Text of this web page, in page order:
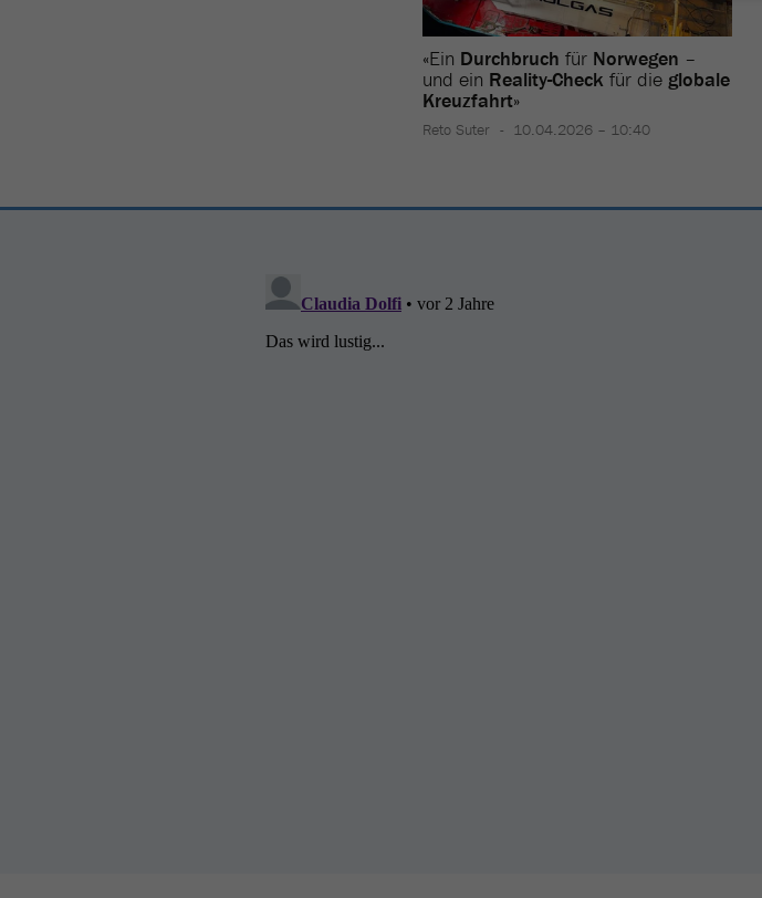
«Ein Durchbruch für Norwegen –
und ein Reality-Check für die globale
Kreuzfahrt»
Reto Suter 10.04.2026 – 10:40